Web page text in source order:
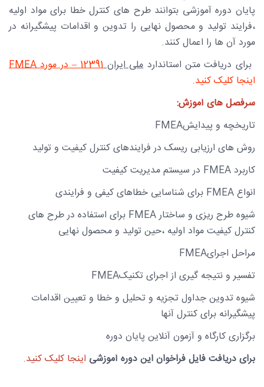
پایان دوره آموزشی بتوانند طرح های کنترل خطا برای مواد اولیه
،فرایند تولید و محصول نهایی را تدوین و اقدامات پیشگیرانه در
مورد آن ها را اعمال کنند.
برای دریافت متن استانداردملی ایران12391 – در مورد
FMEA
اینجا کلیک کنید.
سرفصل های آموزش:
تاریخچه و پیدایشFMEA
روش های ارزیابی ریسک در فرایندهای کنترل کیفیت و تولید
کاربردFMEA در سیستم مدیریت کیفیت
انواعFMEA برای شناسایی خطاهای کیفی و فرایندی
شیوه طرح ریزی و ساختارFMEA برای استفاده در طرح های
کنترل کیفیت مواد اولیه ،حین تولید و محصول نهایی
مراحل اجرایFMEA
تفسیر و نتیجه گیری از اجرای تکنیکFMEA
شیوه تدوین جداول تجزیه و تحلیل و خطا و تعیین اقدامات
پیشگیرانه برای کنترل آنها
برگزاری کارگاه و آزمون آنلاین پایان دوره
برای دریافت فایل فراخوان این دوره آموزشی اینجا کلیک کنید.